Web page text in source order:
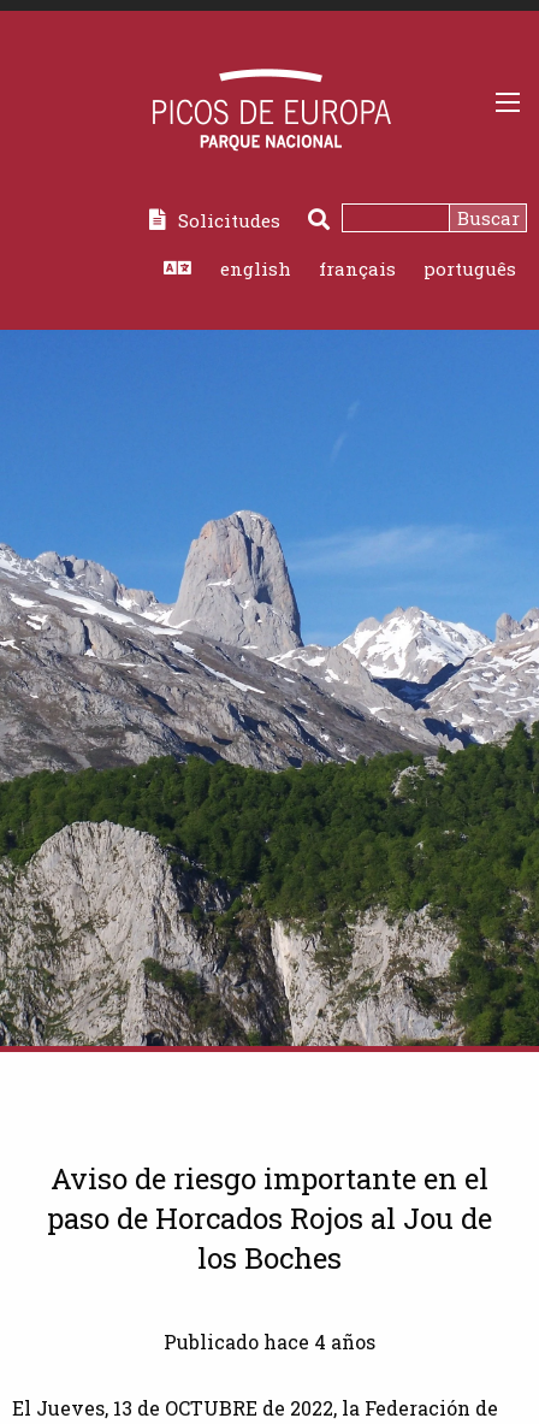
Solicitudes Buscar
english français português
Aviso de riesgo importante en el
paso de Horcados Rojos al Jou de
los Boches
Publicado hace 4 años
El Jueves, 13 de OCTUBRE de 2022, la Federación de